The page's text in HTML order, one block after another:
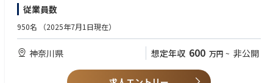
【What Success Looks Like】
Proven leadership in a complex, matrixed global environment.
Strong expertise in clinical operations, regulatory requirements, and proj
ect delivery.
Demonstrated ability to drive operational excellence, financial performa
nce, and business growth.
Exceptional people leadership, stakeholder management, and customer
【業務の特徴】
医薬品ならではの規制をふまえつつ物理化学・化学工学的な専門性を発揮
しながら製剤の設計を行い、臨床開発と連動し工業化・生産化検討により
処方・製法をブラッシュアップしていきます。
翼を担っていただきます
できること
・海外を含め社内外の関係者とプロジェクト推進に向けたコミュニケーシ
ョン能力を有すること
・課題に対し解決までのストーリーを自ら構築し、具体的検証方法を導き
だせること
・DIを意識したタイムリーなレポート作成を迅速かつ適切に行えること
歓迎されるスキル・経験
従業員数
950名 （2025年7月1日現在）
神奈川県 想定年収 600 万円 ~ 非公開